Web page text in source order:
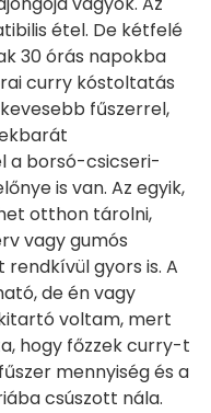
étel. De kétfelé
30 órás napokba
curry kóstoltatás
fűszerrel,
a borsó-csicseri-
is van. Az egyik,
otthon tárolni,
vagy gumós
gyors is. A
de én vagy
voltam, mert
hogy főzzek curry-t
mennyiség és a
csúszott nála.